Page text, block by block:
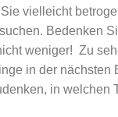
vielleicht
Bedenken
weniger! Zu
in der
in welchen